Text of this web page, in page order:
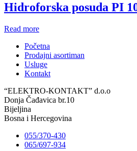
Hidroforska posuda PI
Read more
Početna
Prodajni asortiman
Usluge
Kontakt
“ELEKTRO-KONTAKT” d.o.o
Donja Čađavica br.10
Bijeljina
Bosna i Hercegovina
055/370-430
065/697-934